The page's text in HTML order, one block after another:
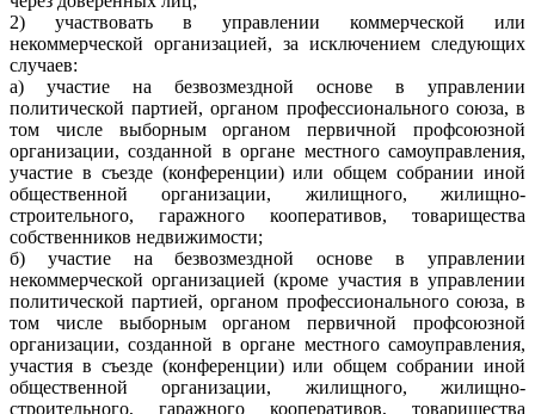
2) участвовать в управлении коммерческой или
некоммерческой организацией, за исключением следующих
случаев:
а) участие на безвозмездной основе в управлении
политической партией, органом профессионального союза, в
том числе выборным органом первичной профсоюзной
организации, созданной в органе местного самоуправления,
участие в съезде (конференции) или общем собрании иной
общественной организации, жилищного, жилищно-
строительного, гаражного кооперативов, товарищества
собственников недвижимости;
б) участие на безвозмездной основе в управлении
некоммерческой организацией (кроме участия в управлении
политической партией, органом профессионального союза, в
том числе выборным органом первичной профсоюзной
организации, созданной в органе местного самоуправления,
участия в съезде (конференции) или общем собрании иной
общественной организации, жилищного, жилищно-
строительного, гаражного кооперативов, товарищества